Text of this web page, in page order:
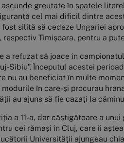
greutate în spatele
cel mai dificil dintre
silită să cedeze Ungariei
Timișoara, pentru a
a refuzat să joace în
Sibiu”. Începutul acestei
nu au beneficiat în multe
în care-și procurau
au ajuns să fie cazați la
a 11-a, dar câștigătoare a
cei rămași în Cluj, care îi
Universității ajungeau